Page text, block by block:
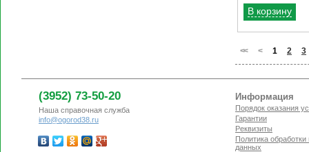
В корзину
<< < 1 2 3
(3952) 73-50-20
Наша справочная служба
info@ogorod38.ru
Информация
Порядок оказания
Гарантии
Реквизиты
Политика
данных